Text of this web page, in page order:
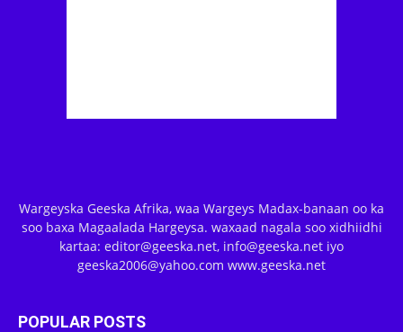
Wargeyska Geeska Afrika, waa Wargeys Madax-banaan oo ka
soo baxa Magaalada Hargeysa. waxaad nagala soo xidhiidhi
kartaa: editor@geeska.net, info@geeska.net iyo
geeska2006@yahoo.com www.geeska.net
POPULAR POSTS